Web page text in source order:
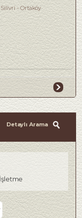
Silivri- Ortaköy
Detaylı Arama